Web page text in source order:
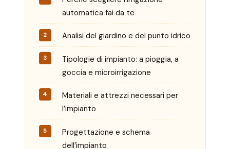
automatica fai da te
Analisi del giardino e del punto idrico
Tipologie di impianto: a pioggia, a
goccia e microirrigazione
Materiali e attrezzi necessari per
l’impianto
Progettazione e schema
dell’impianto